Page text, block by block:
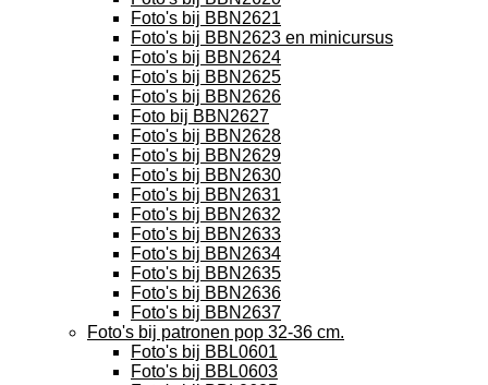
Foto's bij BBN2621
Foto's bij BBN2623 en minicursus
Foto's bij BBN2624
Foto's bij BBN2625
Foto's bij BBN2626
Foto bij BBN2627
Foto's bij BBN2628
Foto's bij BBN2629
Foto's bij BBN2630
Foto's bij BBN2631
Foto's bij BBN2632
Foto's bij BBN2633
Foto's bij BBN2634
Foto's bij BBN2635
Foto's bij BBN2636
Foto's bij BBN2637
Foto's bij patronen pop 32-36 cm.
Foto's bij BBL0601
Foto's bij BBL0603